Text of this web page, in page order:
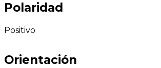
Polaridad
Positivo
Orientación